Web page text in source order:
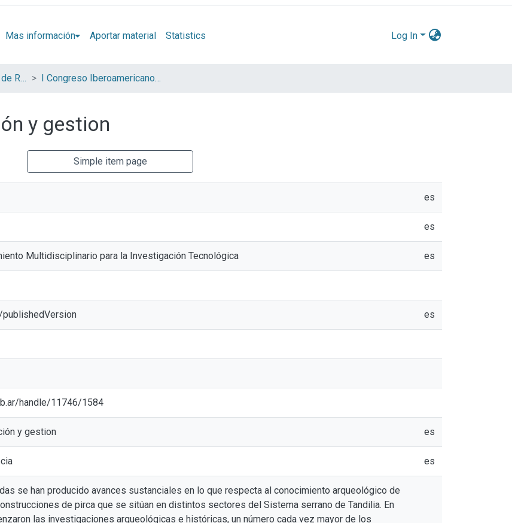
Mas información Aportar material Statistics Log In
Jornadas de Técnicas de Reparación y Conservación del Patrimonio (COIBRECOPA) I Congreso Iberoamericano y VIII Jornada de Técnicas de Restauración y Conservación del Patrimonio
y gestion
Simple item page
es
es
Multidisciplinario para la Investigación Tecnológica es
es
handle/11746/1584
y gestion es
es
se han producido avances sustanciales en lo que respecta al conocimiento arqueológico de
de pirca que se sitúan en distintos sectores del Sistema serrano de Tandilia. En
las investigaciones arqueológicas e históricas, un número cada vez mayor de los